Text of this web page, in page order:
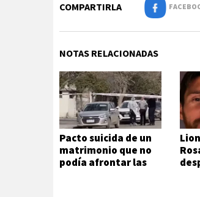
COMPARTIRLA
NOTAS RELACIONADAS
Pacto suicida de un
matrimonio que no
podía afrontar las